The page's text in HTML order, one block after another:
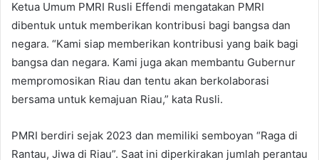
Ketua Umum PMRI Rusli Effendi mengatakan PMRI
dibentuk untuk memberikan kontribusi bagi bangsa dan
negara. “Kami siap memberikan kontribusi yang baik bagi
bangsa dan negara. Kami juga akan membantu Gubernur
mempromosikan Riau dan tentu akan berkolaborasi
bersama untuk kemajuan Riau,” kata Rusli.
PMRI berdiri sejak 2023 dan memiliki semboyan “Raga di
Rantau, Jiwa di Riau”. Saat ini diperkirakan jumlah perantau